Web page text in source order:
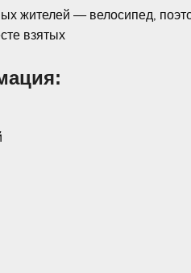
жителей — велосипед,
взятых